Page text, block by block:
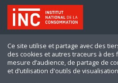
Ce site utilise et partage avec des
des cookies et autres traceurs à des
mesure d’audience, de partage de
et d’utilisation d'outils de